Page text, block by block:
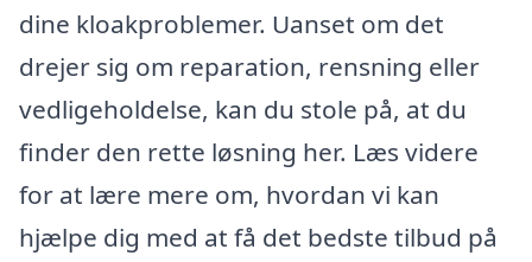
dine kloakproblemer. Uanset om det
drejer sig om reparation, rensning eller
vedligeholdelse, kan du stole på, at du
finder den rette løsning her. Læs videre
for at lære mere om, hvordan vi kan
hjælpe dig med at få det bedste tilbud på